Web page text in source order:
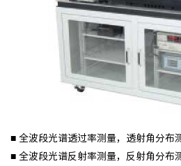
■ 全波段光谱透过率测量，透射角分布
■ 全波段光谱反射率测量，反射角分布